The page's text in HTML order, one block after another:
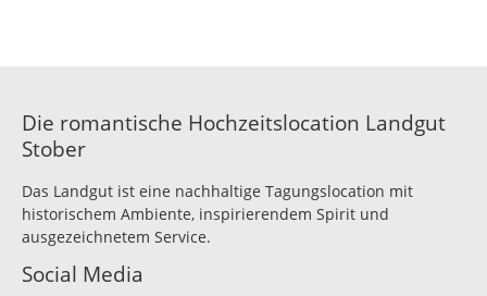
Die romantische Hochzeitslocation Landgut
Stober
Das Landgut ist eine nachhaltige Tagungslocation mit
historischem Ambiente, inspirierendem Spirit und
ausgezeichnetem Service.
Social Media